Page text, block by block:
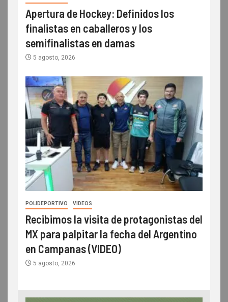
Apertura de Hockey: Definidos los
finalistas en caballeros y los
semifinalistas en damas
5 agosto, 2026
POLIDEPORTIVO VIDEOS
Recibimos la visita de protagonistas del
MX para palpitar la fecha del Argentino
en Campanas (VIDEO)
5 agosto, 2026